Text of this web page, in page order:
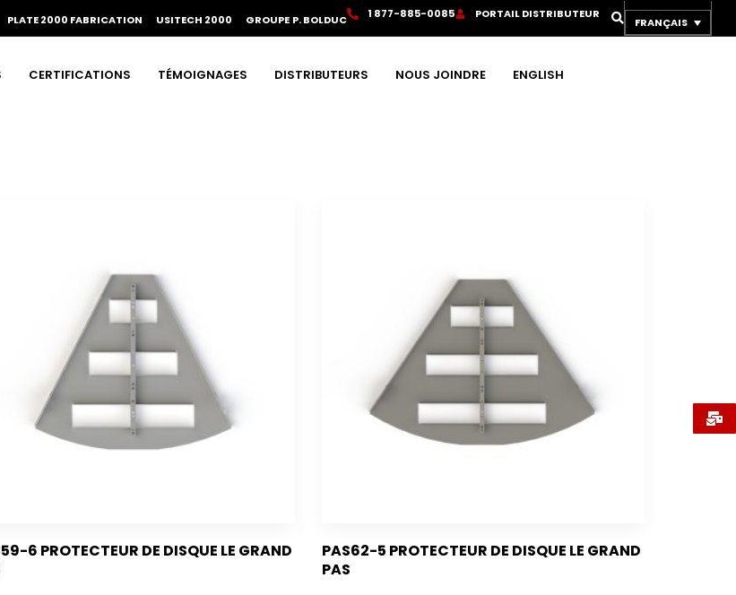
PLATE 2000 FABRICATION USITECH 2000 GROUPE P. BOLDUC 1 877-885-0085 PORTAILDISTRIBUTEUR
FRANÇAIS
CERTIFICATIONS TÉMOIGNAGES DISTRIBUTEURS NOUS JOINDRE ENGLISH
6 PROTECTEUR DE DISQUE LE GRAND
PAS62-5 PROTECTEUR DE DISQUE LE GRAND
PAS